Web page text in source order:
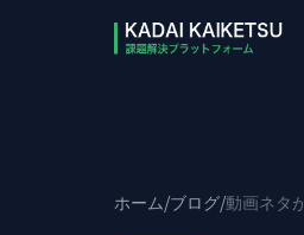
ホーム/ブログ/